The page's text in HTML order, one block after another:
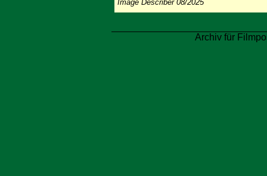
Image Describer 08/2025
Archiv für